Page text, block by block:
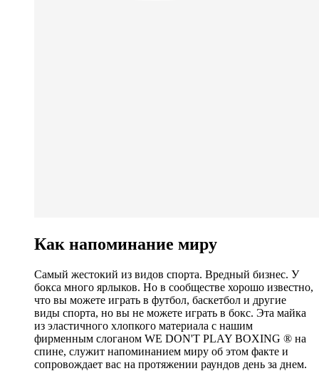
Как напоминание миру
Самый жестокий из видов спорта. Вредный бизнес. У
бокса много ярлыков. Но в сообществе хорошо известно,
что вы можете играть в футбол, баскетбол и другие
виды спорта, но вы не можете играть в бокс. Эта майка
из эластичного хлопкого материала с нашим
фирменным слоганом WE DON'T PLAY BOXING ® на
спине, служит напоминанием миру об этом факте и
сопровождает вас на протяжении раундов день за днем.